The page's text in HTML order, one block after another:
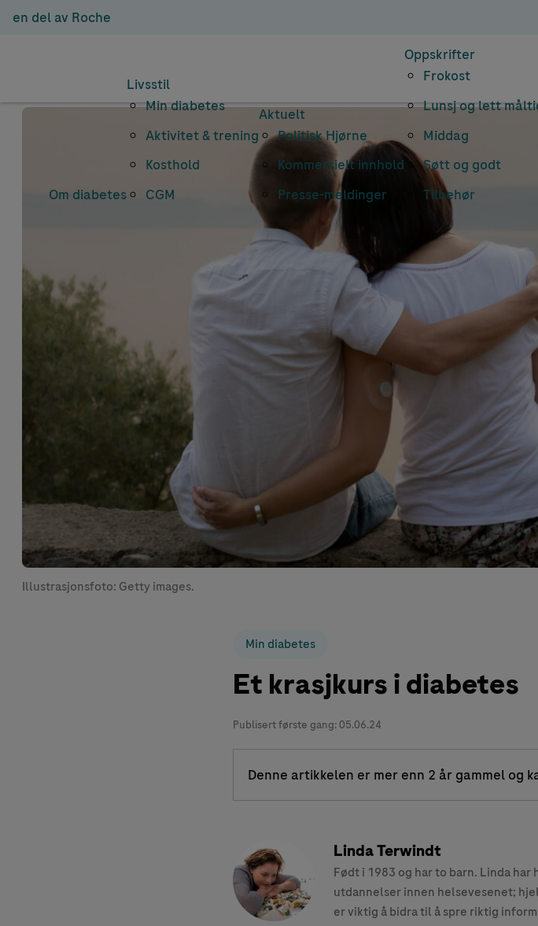
en del av Roche
Om diabetes
Livsstil
Min diabetes
Aktivitet & trening
Kosthold
CGM
Aktuelt
Politisk Hjørne
Kommersielt innhold
Presse-meldinger
Oppskrifter
Frokost
Lunsj og lett
Middag
Søtt og godt
Tilbehør
Illustrasjonsfoto: Getty images.
Min diabetes
Et krasjkurs i diabetes
Publisert første gang: 05.06.24
Denne artikkelen er mer enn 2 år gammel og
Linda Terwindt
Født i 1983 og har to barn. Linda
utdannelser innen helsevesenet;
er viktig å bidra til å spre riktig